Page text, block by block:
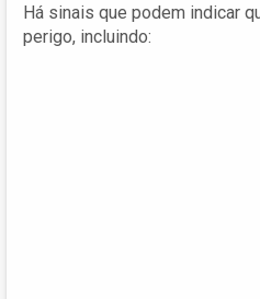
Há sinais que podem indicar
perigo, incluindo: